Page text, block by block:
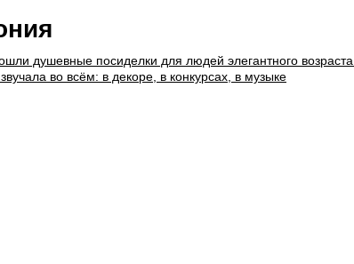
душевные посиделки для людей элегантного
во всём: в декоре, в конкурсах, в музыке